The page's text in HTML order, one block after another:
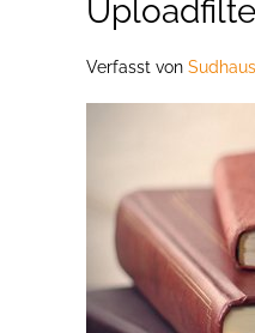
Verfasst von